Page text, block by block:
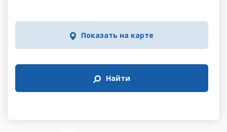
Показать на карте
Найти